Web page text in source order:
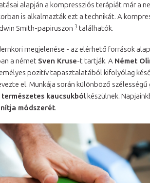
alapján a kompressziós terápiát már a
is alkalmazták ezt a technikát. A
Smith-papiruszon 3 találhatók.
megjelenése - az elérhető források
a német Sven Kruse-t tartják. A Német
pozitív tapasztalatából kifolyólag
el. Munkája során különböző
természetes kaucsukból készülnek.
módszerét.